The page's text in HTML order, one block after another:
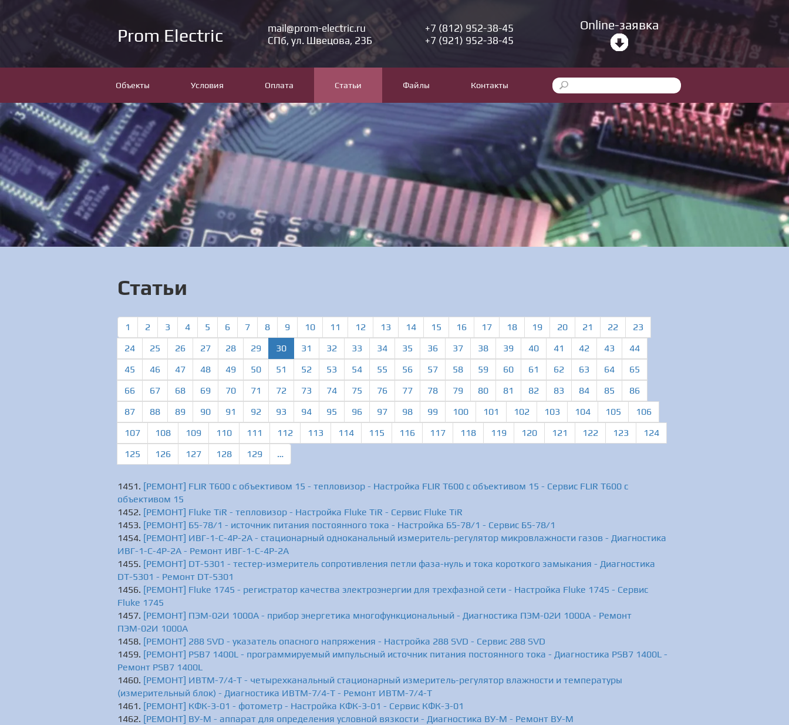
Prom Electric
mail@prom-electric.ru
СПб, ул. Швецова, 23Б
+7 (812) 952-38-45
+7 (921) 952-38-45
Online-заявка
Объекты Условия Оплата Статьи Файлы Контакты
Статьи
1 2 3 4 5 6 7 8 9 10 11 12 13 14 15 16 17 18 19 20 21 22
23
24
25 26 27 28 29 30(current)
31 32 33 34 35 36 37 38 39 40 41 42 43
44
45
46 47 48 49 50 51 52 53 54 55 56 57 58 59 60 61 62 63 64
65
66
67 68 69 70 71 72 73 74 75 76 77 78 79 80 81 82 83 84 85
86
87
88 89 90 91 92 93 94 95 96 97 98 99 100 101 102 103 104 105
106
107
108 109 110 111 112 113 114 115 116 117 118 119 120 121 122 123
124
125
126 127 128 129 …
[РЕМОНТ] FLIR T600 c объективом 15 - тепловизор - Настройка FLIR T600 c объективом 15 - Сервис FLIR T600 c
объективом 15
[РЕМОНТ] Fluke TiR - тепловизор - Настройка Fluke TiR - Сервис Fluke TiR
[РЕМОНТ] Б5-78/1 - источник питания постоянного тока - Настройка Б5-78/1 - Сервис Б5-78/1
[РЕМОНТ] ИВГ-1-С-4Р-2А - стационарный одноканальный измеритель-регулятор микровлажности газов - Диагностика
ИВГ-1-С-4Р-2А - Ремонт ИВГ-1-С-4Р-2А
[РЕМОНТ] DT-5301 - тестер-измеритель сопротивления петли фаза-нуль и тока короткого замыкания - Диагностика
DT-5301 - Ремонт DT-5301
[РЕМОНТ] Fluke 1745 - регистратор качества электроэнергии для трехфазной сети - Настройка Fluke 1745 - Сервис
Fluke 1745
[РЕМОНТ] ПЭМ-02И 1000А - прибор энергетика многофункциональный - Диагностика ПЭМ-02И 1000А - Ремонт
ПЭМ-02И 1000А
[РЕМОНТ] 288 SVD - указатель опасного напряжения - Настройка 288 SVD - Сервис 288 SVD
[РЕМОНТ] PSB7 1400L - программируемый импульсный источник питания постоянного тока - Диагностика PSB7 1400L -
Ремонт PSB7 1400L
[РЕМОНТ] ИВТМ-7/4-T - четырехканальный стационарный измеритель-регулятор влажности и температуры
(измерительный блок) - Диагностика ИВТМ-7/4-T - Ремонт ИВТМ-7/4-T
[РЕМОНТ] КФК-3-01 - фотометр - Настройка КФК-3-01 - Сервис КФК-3-01
[РЕМОНТ] ВУ-М - аппарат для определения условной вязкости - Диагностика ВУ-М - Ремонт ВУ-М